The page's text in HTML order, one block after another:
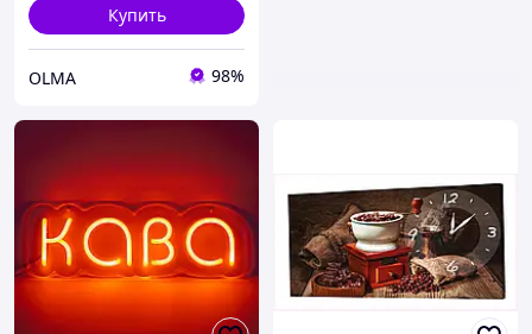
палитрой цве
Купить
OLMA 98%